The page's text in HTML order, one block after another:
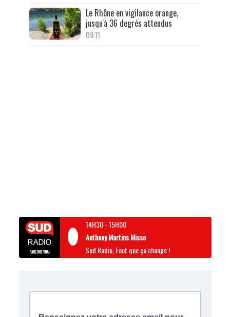
Le Rhône en vigilance orange,
jusqu'à 36 degrés attendus
09:11
14H30-15H00
Anthony Martins Misse
Sud Radio, Faut que ça change !